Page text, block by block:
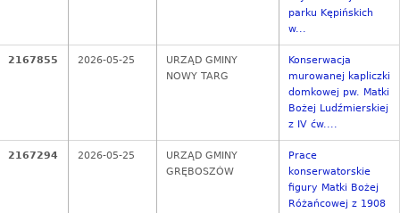
parku Kępińskich
w...
2167855 2026-05-25
URZĄD GMINY
NOWY TARG
Konserwacja
murowanej kapliczki
domkowej pw. Matki
Bożej Ludźmierskiej
z IV ćw....
2167294 2026-05-25
URZĄD GMINY
GRĘBOSZÓW
Prace
konserwatorskie
figury Matki Bożej
Różańcowej z 1908